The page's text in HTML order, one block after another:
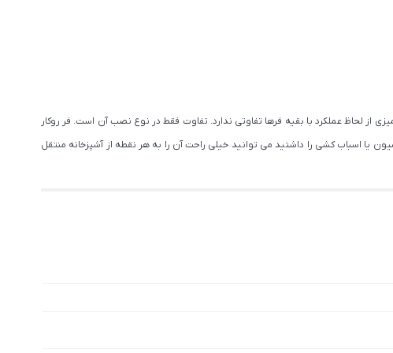
لحاظ عملکرد با بقیه فرها تفاوتی ندارد. تفاوت فقط در نوع نصب آن است. فر روکار
یا اسباب کشی را داشتید می توانید خیلی راحت آن را به هر نقطه از آشپزخانه منتقل